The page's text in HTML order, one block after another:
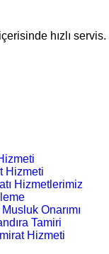
hızlı servis.
Hizmeti
Hizmetlerimiz
Onarımı
Tamiri
Hizmeti